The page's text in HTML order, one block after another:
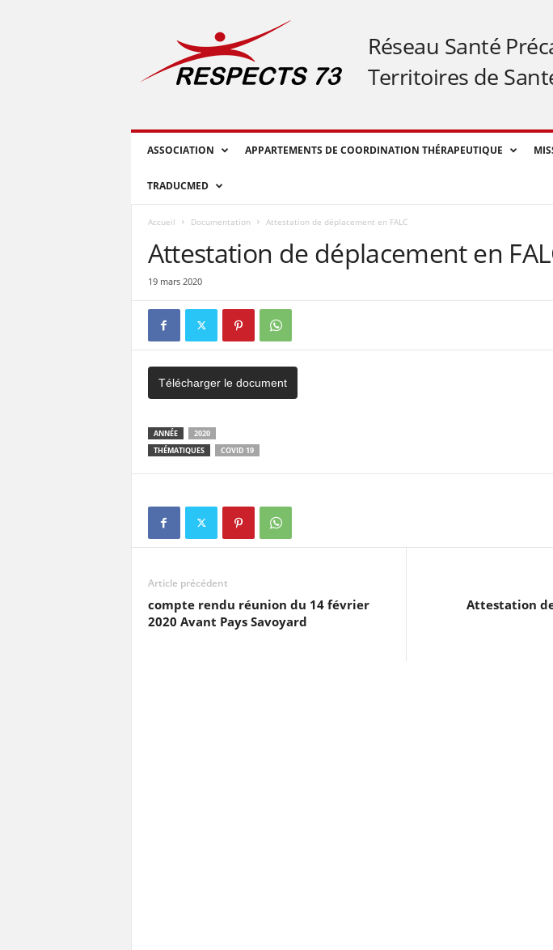
S
Réseau Santé
Territoires de
ASSOCIATION APPARTEMENTS DE COORDINATION THÉRAPEUTIQUE
TRADUCMED
Accueil Documentation Attestation de déplacement en FALC
Attestation de déplacement en
19 mars 2020
Télécharger le document
ANNÉE
2020
THÉMATIQUES
COVID 19
Article précédent
compte rendu réunion du 14 février
2020 Avant Pays Savoyard
Attestation